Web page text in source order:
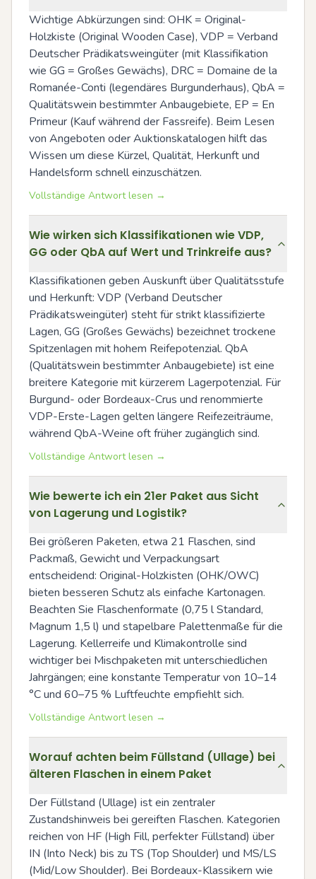
Wichtige Abkürzungen sind: OHK = Original-
Holzkiste (Original Wooden Case), VDP = Verband
Deutscher Prädikatsweingüter (mit Klassifikation
wie GG = Großes Gewächs), DRC = Domaine de la
Romanée-Conti (legendäres Burgunderhaus), QbA =
Qualitätswein bestimmter Anbaugebiete, EP = En
Primeur (Kauf während der Fassreife). Beim Lesen
von Angeboten oder Auktionskatalogen hilft das
Wissen um diese Kürzel, Qualität, Herkunft und
Handelsform schnell einzuschätzen.
Vollständige Antwort lesen →
Wie wirken sich Klassifikationen wie VDP,
GG oder QbA auf Wert und Trinkreife aus?
Klassifikationen geben Auskunft über Qualitätsstufe
und Herkunft: VDP (Verband Deutscher
Prädikatsweingüter) steht für strikt klassifizierte
Lagen, GG (Großes Gewächs) bezeichnet trockene
Spitzenlagen mit hohem Reifepotenzial. QbA
(Qualitätswein bestimmter Anbaugebiete) ist eine
breitere Kategorie mit kürzerem Lagerpotenzial. Für
Burgund- oder Bordeaux-Crus und renommierte
VDP-Erste-Lagen gelten längere Reifezeiträume,
während QbA-Weine oft früher zugänglich sind.
Vollständige Antwort lesen →
Wie bewerte ich ein 21er Paket aus Sicht
von Lagerung und Logistik?
Bei größeren Paketen, etwa 21 Flaschen, sind
Packmaß, Gewicht und Verpackungsart
entscheidend: Original-Holzkisten (OHK/OWC)
bieten besseren Schutz als einfache Kartonagen.
Beachten Sie Flaschenformate (0,75 l Standard,
Magnum 1,5 l) und stapelbare Palettenmaße für die
Lagerung. Kellerreife und Klimakontrolle sind
wichtiger bei Mischpaketen mit unterschiedlichen
Jahrgängen; eine konstante Temperatur von 10–14
°C und 60–75 % Luftfeuchte empfiehlt sich.
Vollständige Antwort lesen →
Worauf achten beim Füllstand (Ullage) bei
älteren Flaschen in einem Paket
Der Füllstand (Ullage) ist ein zentraler
Zustandshinweis bei gereiften Flaschen. Kategorien
reichen von HF (High Fill, perfekter Füllstand) über
IN (Into Neck) bis zu TS (Top Shoulder) und MS/LS
(Mid/Low Shoulder). Bei Bordeaux-Klassikern wie